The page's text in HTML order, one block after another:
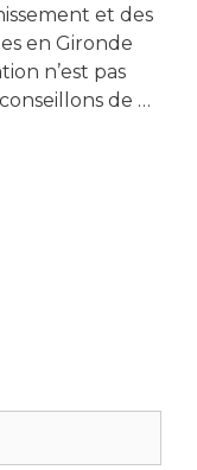
et des
en Gironde
n’est pas
de …